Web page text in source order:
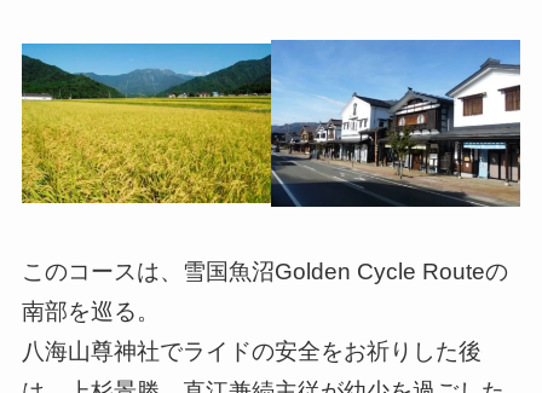
このコースは、雪国魚沼Golden Cycle Routeの
南部を巡る。
八海山尊神社でライドの安全をお祈りした後